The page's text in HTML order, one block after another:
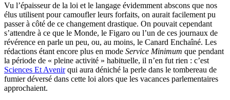
Vu l’épaisseur de la loi et le langage évidemment abscons que nos
élus utilisent pour camoufler leurs forfaits, on aurait facilement pu
passer à côté de ce changement drastique. On pouvait cependant
s’attendre à ce que le Monde, le Figaro ou l’un de ces journaux de
révérence en parle un peu, ou, au moins, le Canard Enchaîné. Les
rédactions étant encore plus en mode Service Minimum que pendant
la période de « pleine activité » habituelle, il n’en fut rien : c’est
Sciences Et Avenirqui aura déniché la perle dans le tombereau de
fumier déversé dans cette loi alors que les vacances parlementaires
approchaient.